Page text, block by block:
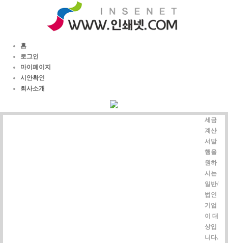
홈
로그인
마이페이지
시안확인
회사소개
세금
계산
서발
행을
원하
시는
일반/
법인
기업
이 대
상입
니다.